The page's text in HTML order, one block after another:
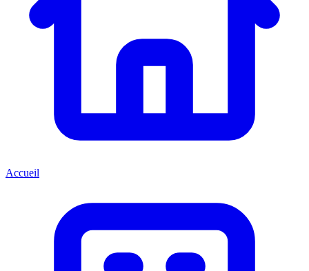
Accueil